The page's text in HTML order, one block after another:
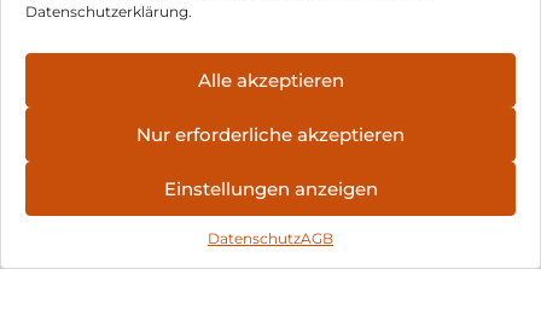
Datenschutzerklärung.
Alle akzeptieren
Nur erforderliche akzeptieren
Einstellungen anzeigen
DatenschutzAGB
inkl. MwSt.
Crosscall Stellar-
Schwarz
407,90€
Motorola Moto
Charcoal Gray
393,90
Apple iPhone 16
128 GB Pink
Sonim XP400 5G
128 GB Schwarz